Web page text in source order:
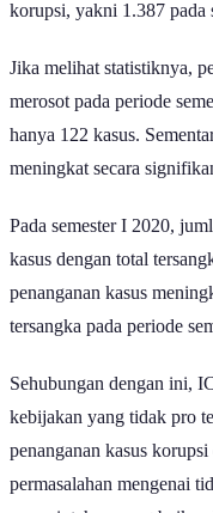
korupsi, yakni 1.387 pada
Jika melihat statistiknya,
merosot pada periode
hanya 122 kasus.
meningkat secara
Pada semester I 2020,
kasus dengan total
penanganan kasus
tersangka pada periode
Sehubungan dengan ini,
kebijakan yang tidak pro
penanganan kasus
permasalahan mengenai